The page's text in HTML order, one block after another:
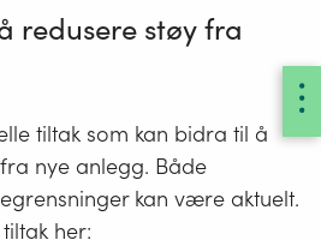
redusere støy fra
tiltak som kan bidra til å
nye anlegg. Både
kan være aktuelt.
her: